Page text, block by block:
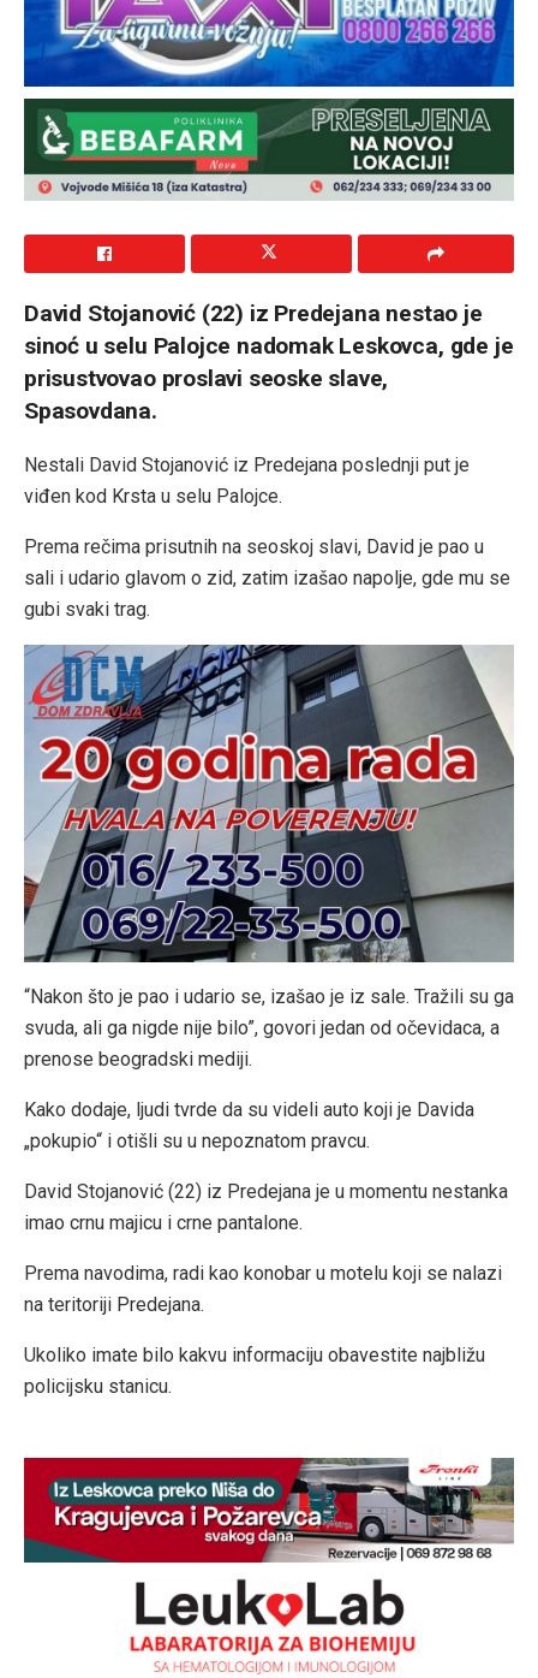
David Stojanović (22) iz Predejana nestao je
sinoć u selu Palojce nadomak Leskovca, gde je
prisustvovao proslavi seoske slave,
Spasovdana.
Nestali David Stojanović iz Predejana poslednji put je
viđen kod Krsta u selu Palojce.
Prema rečima prisutnih na seoskoj slavi, David je pao u
sali i udario glavom o zid, zatim izašao napolje, gde mu se
gubi svaki trag.
“Nakon što je pao i udario se, izašao je iz sale. Tražili su ga
svuda, ali ga nigde nije bilo”, govori jedan od očevidaca, a
prenose beogradski mediji.
Kako dodaje, ljudi tvrde da su videli auto koji je Davida
„pokupio“ i otišli su u nepoznatom pravcu.
David Stojanović (22) iz Predejana je u momentu nestanka
imao crnu majicu i crne pantalone.
Prema navodima, radi kao konobar u motelu koji se nalazi
na teritoriji Predejana.
Ukoliko imate bilo kakvu informaciju obavestite najbližu
policijsku stanicu.